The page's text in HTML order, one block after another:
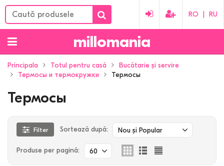
RO RU
millomania
Principala Totul pentru casă
Bucătarie și servire
Термосы и термокружки
Термосы
Термосы
Filter Sortează după: Nou și Popular
Produse per pagină: 60